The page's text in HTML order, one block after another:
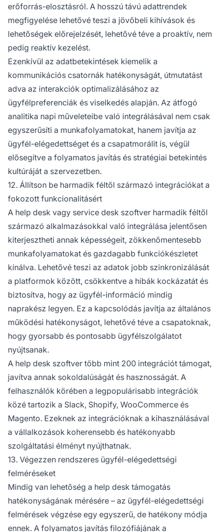
erőforrás-elosztásról. A hosszú távú adattrendek
megfigyelése lehetővé teszi a jövőbeli kihívások és
lehetőségek előrejelzését, lehetővé téve a proaktív, nem
pedig reaktív kezelést.
Ezenkívül az adatbetekintések kiemelik a
kommunikációs csatornák hatékonyságát, útmutatást
adva az interakciók optimalizálásához az
ügyfélpreferenciák és viselkedés alapján. Az átfogó
analitika napi műveleteibe való integrálásával nem csak
egyszerűsíti a munkafolyamatokat, hanem javítja az
ügyfél-elégedettséget és a csapatmorálit is, végül
elősegítve a folyamatos javítás és stratégiai betekintés
kultúráját a szervezetben.
12. Állítson be harmadik féltől származó integrációkat a
fokozott funkcionalitásért
A help desk vagy service desk szoftver harmadik féltől
származó alkalmazásokkal való integrálása jelentősen
kiterjesztheti annak képességeit, zökkenőmentesebb
munkafolyamatokat és gazdagabb funkciókészletet
kínálva. Lehetővé teszi az adatok jobb szinkronizálását
a platformok között, csökkentve a hibák kockázatát és
biztosítva, hogy az ügyfél-információ mindig
naprakész legyen. Ez a kapcsolódás javítja az általános
működési hatékonyságot, lehetővé téve a csapatoknak,
hogy gyorsabb és pontosabb ügyfélszolgálatot
nyújtsanak.
A help desk szoftver több mint 200 integrációt támogat,
javítva annak sokoldalúságát és hasznosságát. A
felhasználók körében a legpopulárisabb integrációk
közé tartozik a Slack, Shopify, WooCommerce és
Magento. Ezeknek az integrációknak a kihasználásával
a vállalkozások koherensebb és hatékonyabb
szolgáltatási élményt nyújthatnak.
13. Végezzen rendszeres ügyfél-elégedettségi
felméréseket
Mindig van lehetőség a help desk támogatás
hatékonyságának mérésére – az ügyfél-elégedettségi
felmérések végzése egy egyszerű, de hatékony módja
ennek. A folyamatos javítás filozófiájának a